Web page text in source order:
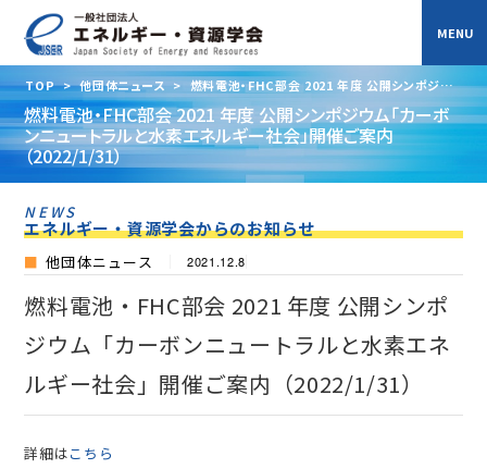
TOP > 他団体ニュース > 燃料電池・FHC部会 2021 年度 公開シンポジウ
ム「カーボンニュートラルと水素エネルギー社会」開催ご案内（2022/1/31）
燃料電池・FHC部会 2021 年度 公開シンポジウム「カーボ
ンニュートラルと水素エネルギー社会」開催ご案内
（2022/1/31）
NEWS
エネルギー・資源学会からのお知らせ
他団体ニュース 2021.12.8
燃料電池・FHC部会 2021 年度 公開シンポ
ジウム「カーボンニュートラルと水素エネ
ルギー社会」開催ご案内（2022/1/31）
詳細はこちら